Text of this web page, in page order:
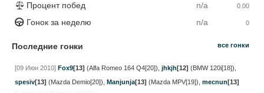
Процент побед n/a 0.00
Гонок за неделю n/a 0
Последние гонки все гонки
[09 Июн 2010] Fox9[13] (Alfa Romeo 164 Q4[20]) jhkjh[12] (BMW 120i[18])
spesiv[13] (Mazda Demio[20]) Manjunja[13] (Mazda MPV[19]) mecnun[13]